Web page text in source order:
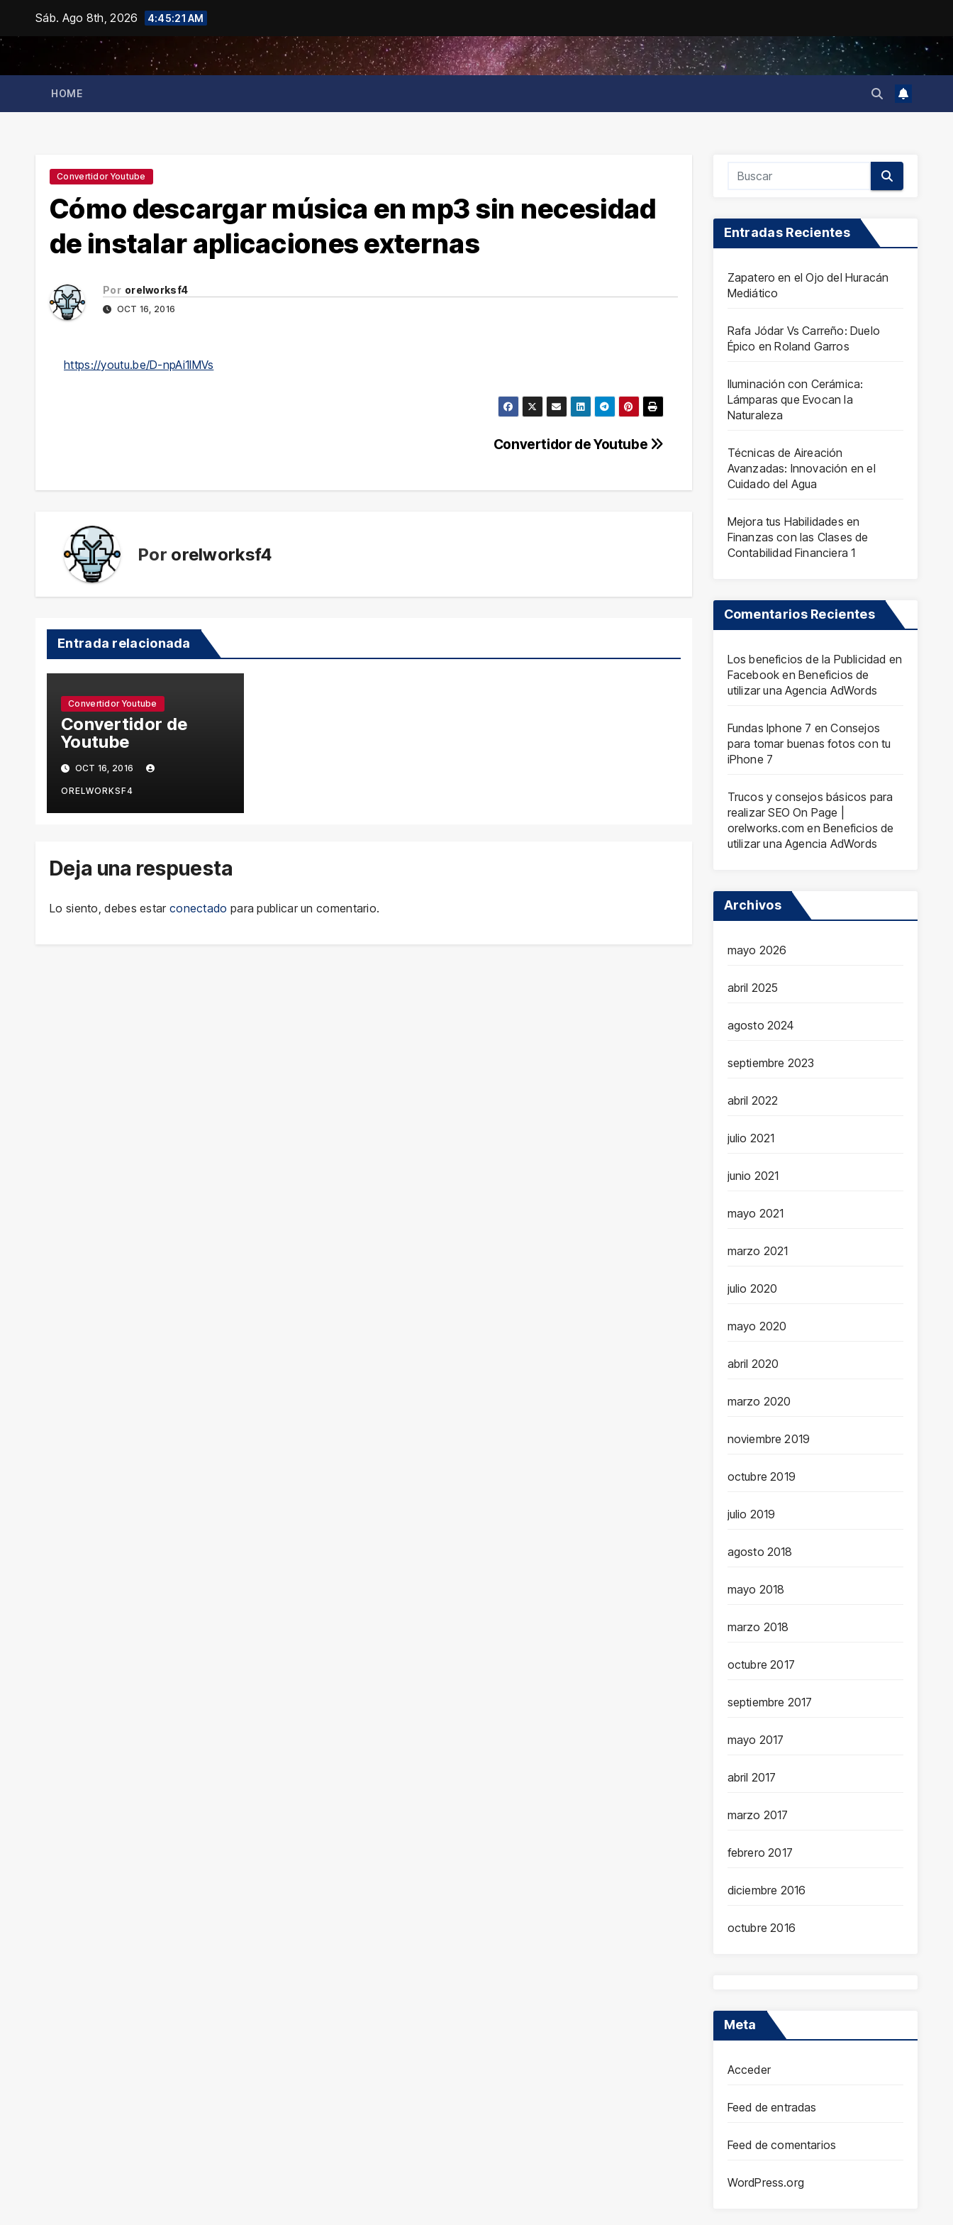
contenido
Sáb. Ago 8th, 2026 4:45:21 AM
HOME
Convertidor Youtube
Cómo descargar música en mp3 sin necesidad
de instalar aplicaciones externas
Por orelworksf4
OCT 16, 2016
https://youtu.be/D-npAi1lMVs
Convertidor de Youtube
Por orelworksf4
Entrada relacionada
Convertidor Youtube
Convertidor de
Youtube
OCT 16, 2016
ORELWORKSF4
Deja una respuesta
Lo siento, debes estar conectado para publicar un comentario.
Entradas Recientes
Zapatero en el Ojo del Huracán
Mediático
Rafa Jódar Vs Carreño: Duelo
Épico en Roland Garros
Iluminación con Cerámica:
Lámparas que Evocan la
Naturaleza
Técnicas de Aireación
Avanzadas: Innovación en el
Cuidado del Agua
Mejora tus Habilidades en
Finanzas con las Clases de
Contabilidad Financiera 1
Comentarios Recientes
Los beneficios de la Publicidad en
Facebook en Beneficios de
utilizar una Agencia AdWords
Fundas Iphone 7 enConsejos
para tomar buenas fotos con tu
iPhone 7
Trucos y consejos básicos para
realizar SEO On Page |
orelworks.com en Beneficios de
utilizar una Agencia AdWords
Archivos
mayo 2026
abril 2025
agosto 2024
septiembre 2023
abril 2022
julio 2021
junio 2021
mayo 2021
marzo 2021
julio 2020
mayo 2020
abril 2020
marzo 2020
noviembre 2019
octubre 2019
julio 2019
agosto 2018
mayo 2018
marzo 2018
octubre 2017
septiembre 2017
mayo 2017
abril 2017
marzo 2017
febrero 2017
diciembre 2016
octubre 2016
Meta
Acceder
Feed de entradas
Feed de comentarios
WordPress.org